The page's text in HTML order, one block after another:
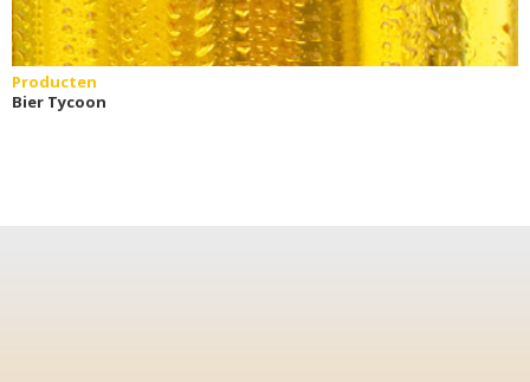
Producten
Bier Tycoon